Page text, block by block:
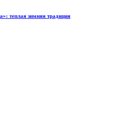
теплая зимняя традиция